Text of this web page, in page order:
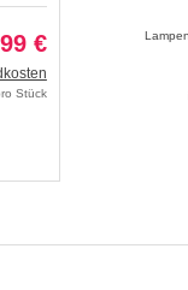
€
Stück
0,4 mm